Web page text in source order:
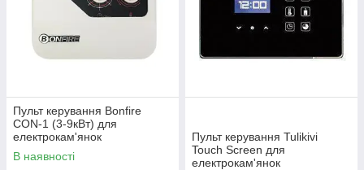
Пульт керування Bonfire
CON-1 (3-9кВт) для
електрокам'янок
В наявності
Пульт керування Tulikivi
Touch Screen для
електрокам'янок